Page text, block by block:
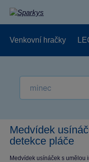
Venkovní hračky
Medvídek
detekce pláče
Medvídek usínáček s